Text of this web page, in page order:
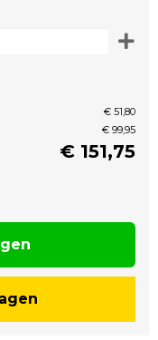
€ 51,80
€ 99,95
€ 151,75